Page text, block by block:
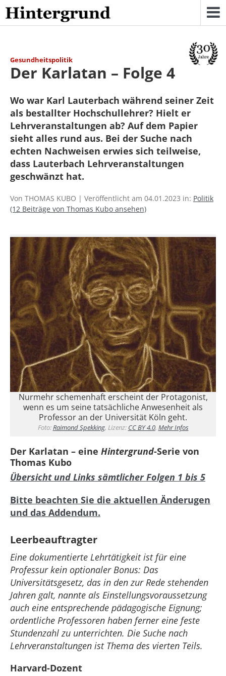
Skip
to
content
Gesundheitspolitik
Der Karlatan – Folge 4
Wo war Karl Lauterbach während seiner Zeit
als bestallter Hochschullehrer? Hielt er
Lehrveranstaltungen ab? Auf dem Papier
sieht alles rund aus. Bei der Suche nach
echten Nachweisen erwies sich teilweise,
dass Lauterbach Lehrveranstaltungen
geschwänzt hat.
Von THOMAS KUBO | Veröffentlicht am 04.01.2023 in: Politik
(12 Beiträge von Thomas Kubo ansehen)
Nurmehr schemenhaft erscheint der Protagonist,
wenn es um seine tatsächliche Anwesenheit als
Professor an der Universität Köln geht.
Foto:Raimond Spekking, Lizenz: CC BY 4.0, Mehr Infos
Der Karlatan – eine Hintergrund-Serie von
Thomas Kubo
Übersicht und Links sämtlicher Folgen 1 bis 5
Bitte beachten Sie die aktuellen Änderugen
und das Addendum.
Leerbeauftragter
Eine dokumentierte Lehrtätigkeit ist für eine
Professur kein optionaler Bonus: Das
Universitätsgesetz, das in den zur Rede stehenden
Jahren galt, nannte als Einstellungsvoraussetzung
auch eine entsprechende pädagogische Eignung;
ordentliche Professoren haben ferner eine feste
Stundenzahl zu unterrichten. Die Suche nach
Lehrveranstaltungen ist Thema des vierten Teils.
Harvard-Dozent